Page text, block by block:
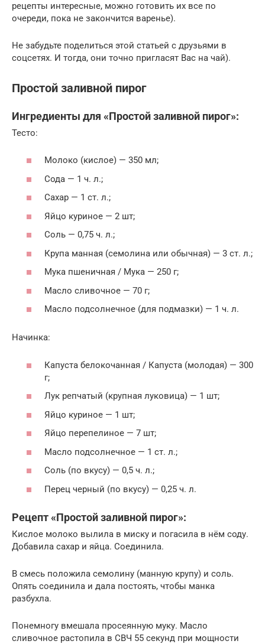
рецепты интересные, можно готовить их все по
очереди, пока не закончится варенье).
Не забудьте поделиться этой статьей с друзьями в
соцсетях. И тогда, они точно пригласят Вас на чай).
Простой заливной пирог
Ингредиенты для «Простой заливной пирог»:
Тесто:
Молоко (кислое) — 350 мл;
Сода — 1 ч. л.;
Сахар — 1 ст. л.;
Яйцо куриное — 2 шт;
Соль — 0,75 ч. л.;
Крупа манная (семолина или обычная) — 3 ст. л.;
Мука пшеничная / Мука — 250 г;
Масло сливочное — 70 г;
Масло подсолнечное (для подмазки) — 1 ч. л.
Начинка:
Капуста белокочанная / Капустa (молодая) — 300
г;
Лук репчатый (крупная луковица) — 1 шт;
Яйцо куриное — 1 шт;
Яйцо перепелиное — 7 шт;
Масло подсолнечное — 1 ст. л.;
Соль (по вкусу) — 0,5 ч. л.;
Перец черный (по вкусу) — 0,25 ч. л.
Рецепт «Простой заливной пирог»:
Кислое молоко вылила в миску и погасила в нём соду.
Добавила сахар и яйца. Соединила.
В смесь положила семолину (манную крупу) и соль.
Опять соединила и дала постоять, чтобы манка
разбухла.
Понемногу вмешала просеянную муку. Масло
сливочное растопила в СВЧ 55 секунд при мощности